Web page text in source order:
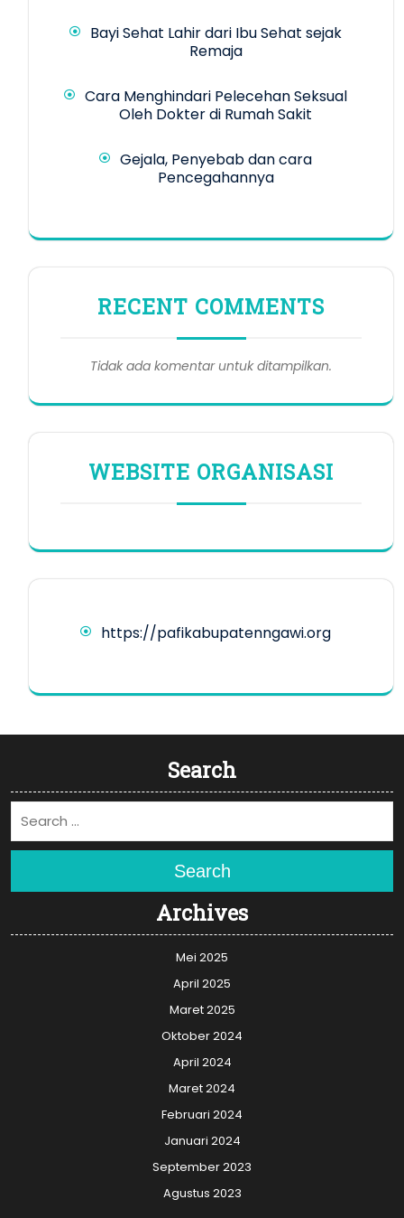
Bayi Sehat Lahir dari Ibu Sehat sejak
Remaja
Cara Menghindari Pelecehan Seksual
Oleh Dokter di Rumah Sakit
Gejala, Penyebab dan cara
Pencegahannya
RECENT COMMENTS
Tidak ada komentar untuk ditampilkan.
WEBSITE ORGANISASI
https://pafikabupatenngawi.org
Search
Search
Archives
Mei 2025
April 2025
Maret 2025
Oktober 2024
April 2024
Maret 2024
Februari 2024
Januari 2024
September 2023
Agustus 2023